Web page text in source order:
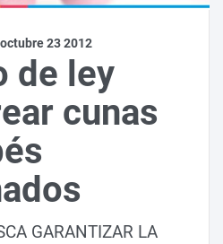
23 2012
de ley
cunas
GARANTIZAR LA